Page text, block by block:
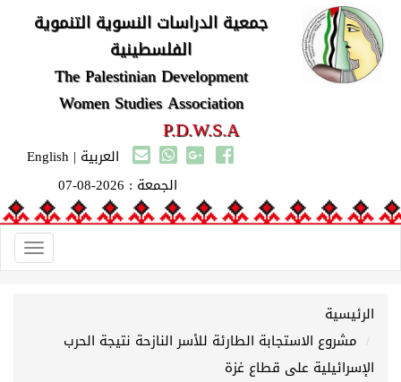
جمعية الدراسات النسوية التنموية
الفلسطينية
The Palestinian Development
Women Studies Association
P.D.W.S.A
العربية |
English
الجمعة : 2026-08-07
الرئيسية
مشروع الاستجابة الطارئة للأسر النازحة نتيجة الحرب
الإسرائيلية على قطاع غزة